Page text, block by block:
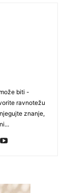
biti -
ravnotežu
znanje,